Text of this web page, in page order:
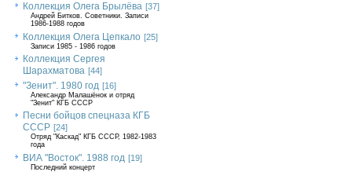
Коллекция Олега Брылёва [37]
Андрей Битков. Советники. Записи
1986-1988 годов
Коллекция Олега Цепкало [25]
Записи 1985 - 1986 годов
Коллекция Сергея
Шарахматова [44]
"Зенит". 1980 год [16]
Александр Малашёнок и отряд
"Зенит" КГБ СССР
Песни бойцов спецназа КГБ
СССР [24]
Отряд "Каскад" КГБ СССР, 1982-1983
года
ВИА "Восток". 1988 год [19]
Последний концерт